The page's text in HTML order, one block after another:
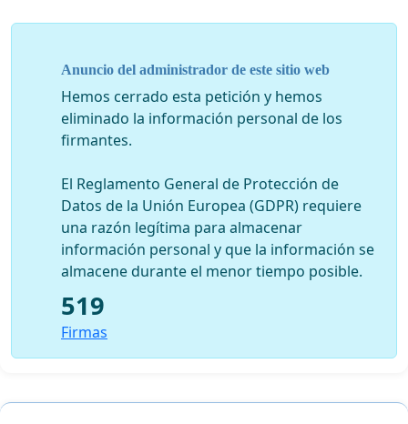
Anuncio del administrador de este sitio web
Hemos cerrado esta petición y hemos
eliminado la información personal de los
firmantes.
El Reglamento General de Protección de
Datos de la Unión Europea (GDPR) requiere
una razón legítima para almacenar
información personal y que la información se
almacene durante el menor tiempo posible.
519
Firmas